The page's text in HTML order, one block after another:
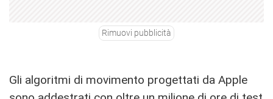
Rimuovi pubblicità
Gli algoritmi di movimento progettati da Apple